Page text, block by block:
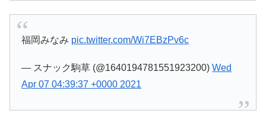
福岡みなみ pic.twitter.com/Wi7EBzPv6c
— スナック駒草 (@1640194781551923200)Wed
Apr 07 04:39:37 +0000 2021